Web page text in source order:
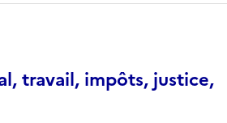
travail, impôts, justice,